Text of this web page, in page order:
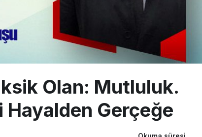
Olan: Mutluluk.
Hayalden Gerçeğe